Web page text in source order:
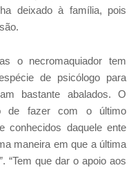
deixado à família, pois
o necromaquiador tem
de psicólogo para
bastante abalados. O
de fazer com o último
conhecidos daquele ente
maneira em que a última
“Tem que dar o apoio aos